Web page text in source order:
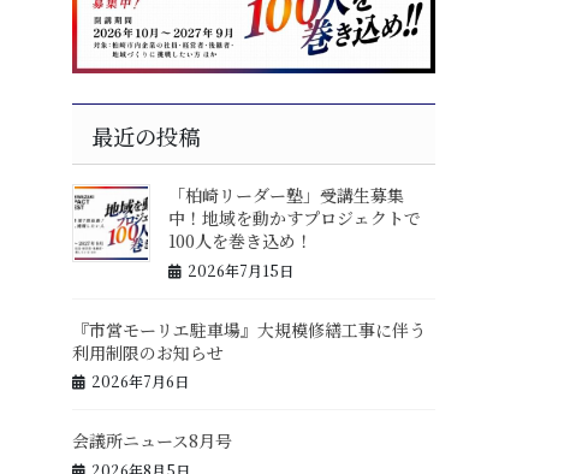
最近の投稿
「柏崎リーダー塾」受講生募集
中！地域を動かすプロジェクトで
100人を巻き込め！
2026年7月15日
『市営モーリエ駐車場』大規模修繕工事に伴う
利用制限のお知らせ
2026年7月6日
会議所ニュース8月号
2026年8月5日